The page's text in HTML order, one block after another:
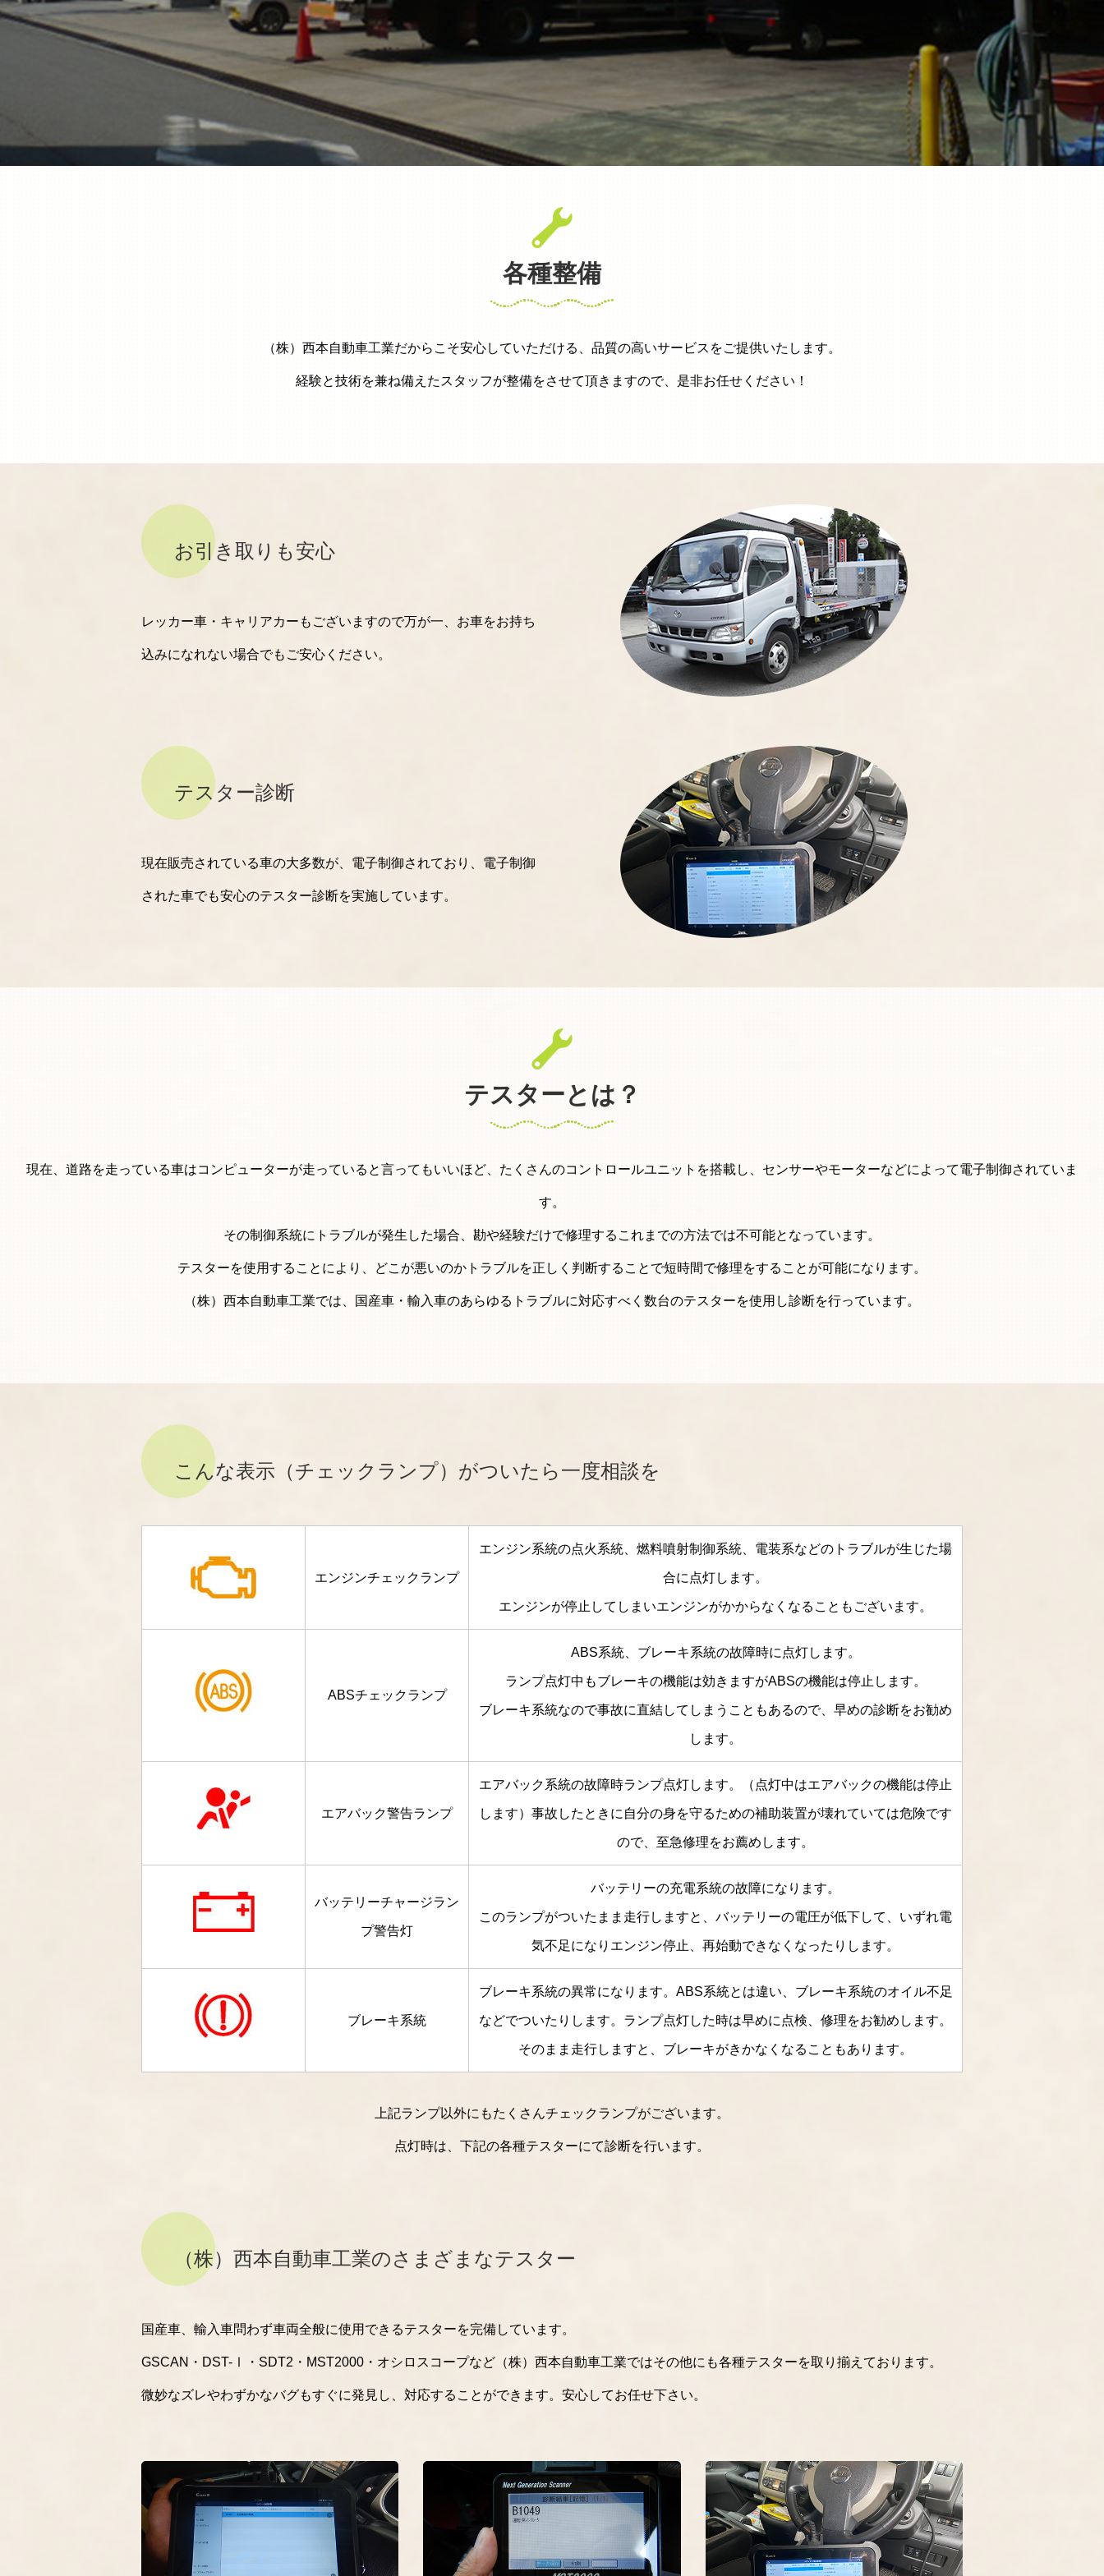
各種整備
（株）西本自動車工業だからこそ安心していただける、品質の高いサービスをご提供いたします。
経験と技術を兼ね備えたスタッフが整備をさせて頂きますので、是非お任せください！
お引き取りも安心
レッカー車・キャリアカーもございますので万が一、お車をお持ち
込みになれない場合でもご安心ください。
テスター診断
現在販売されている車の大多数が、電子制御されており、電子制御
された車でも安心のテスター診断を実施しています。
テスターとは？
現在、道路を走っている車はコンピューターが走っていると言ってもいいほど、たくさんのコントロールユニットを搭載し、センサーやモーターなどによって電子制御されていま
す。
その制御系統にトラブルが発生した場合、勘や経験だけで修理するこれまでの方法では不可能となっています。
テスターを使用することにより、どこが悪いのかトラブルを正しく判断することで短時間で修理をすることが可能になります。
（株）西本自動車工業では、国産車・輸入車のあらゆるトラブルに対応すべく数台のテスターを使用し診断を行っています。
こんな表示（チェックランプ）がついたら一度相談を
エンジンチェックランプ
エンジン系統の点火系統、燃料噴射制御系統、電装系などのトラブルが生じた場
合に点灯します。
エンジンが停止してしまいエンジンがかからなくなることもございます。
ABSチェックランプ
ABS系統、ブレーキ系統の故障時に点灯します。
ランプ点灯中もブレーキの機能は効きますがABSの機能は停止します。
ブレーキ系統なので事故に直結してしまうこともあるので、早めの診断をお勧め
します。
エアバック警告ランプ
エアバック系統の故障時ランプ点灯します。（点灯中はエアバックの機能は停止
します）事故したときに自分の身を守るための補助装置が壊れていては危険です
ので、至急修理をお薦めします。
バッテリーチャージラン
プ警告灯
バッテリーの充電系統の故障になります。
このランプがついたまま走行しますと、バッテリーの電圧が低下して、いずれ電
気不足になりエンジン停止、再始動できなくなったりします。
ブレーキ系統
ブレーキ系統の異常になります。ABS系統とは違い、ブレーキ系統のオイル不足
などでついたりします。ランプ点灯した時は早めに点検、修理をお勧めします。
そのまま走行しますと、ブレーキがきかなくなることもあります。
上記ランプ以外にもたくさんチェックランプがございます。
点灯時は、下記の各種テスターにて診断を行います。
（株）西本自動車工業のさまざまなテスター
国産車、輸入車問わず車両全般に使用できるテスターを完備しています。
GSCAN・DST-Ⅰ・SDT2・MST2000・オシロスコープなど（株）西本自動車工業ではその他にも各種テスターを取り揃えております。
微妙なズレやわずかなバグもすぐに発見し、対応することができます。安心してお任せ下さい。